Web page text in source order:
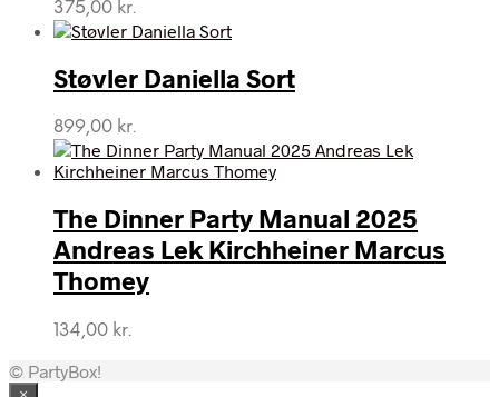
375,00 kr.
Støvler Daniella Sort
899,00 kr.
The Dinner Party Manual 2025
Andreas Lek Kirchheiner Marcus
Thomey
134,00 kr.
© PartyBox!